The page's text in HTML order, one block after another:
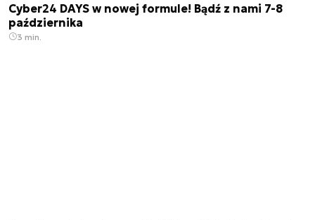
Cyber24 DAYS w nowej formule! Bądź z nami 7-8
października
3 min.